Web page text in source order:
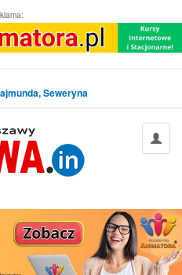
Seweryna